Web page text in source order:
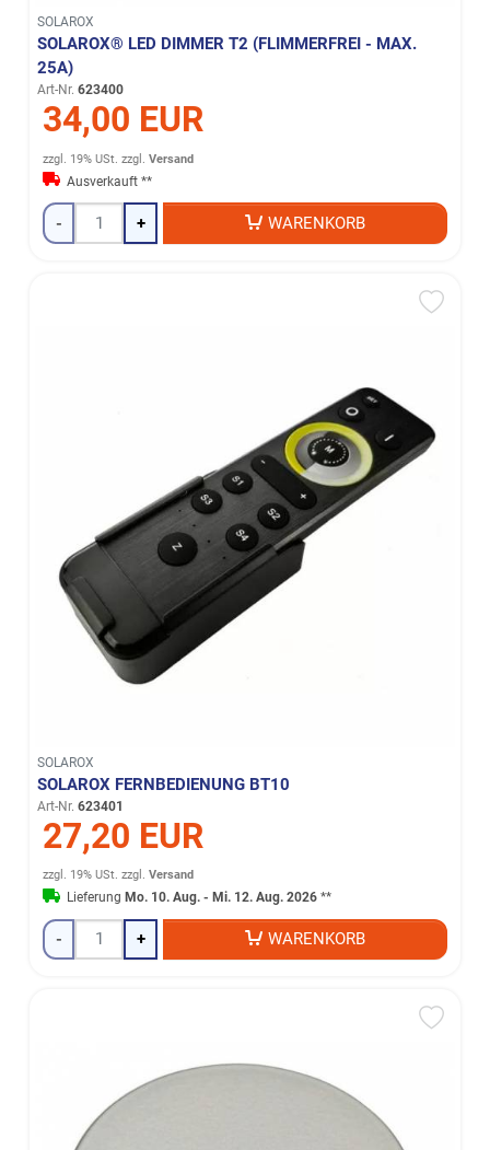
SOLAROX
SOLAROX® LED DIMMER T2 (FLIMMERFREI - MAX.
25A)
Art-Nr. 623400
34,00 EUR
zzgl. 19% USt. zzgl.Versand
Ausverkauft **
- + WARENKORB
SOLAROX
SOLAROX FERNBEDIENUNG BT10
Art-Nr. 623401
27,20 EUR
zzgl. 19% USt. zzgl.Versand
Lieferung Mo. 10. Aug. - Mi. 12. Aug. 2026 **
- + WARENKORB